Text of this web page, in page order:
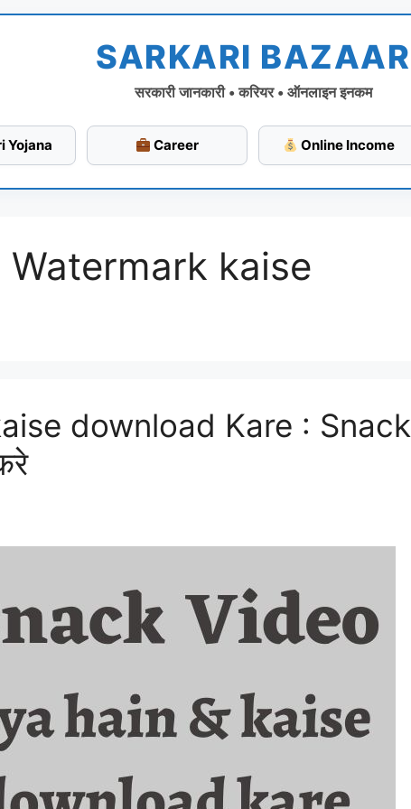
SARKARI BAZAAR
सरकारी जानकारी • करियर • ऑनलाइन इनकम
Yojana Career Online Income
kaise
download Kare : Snack